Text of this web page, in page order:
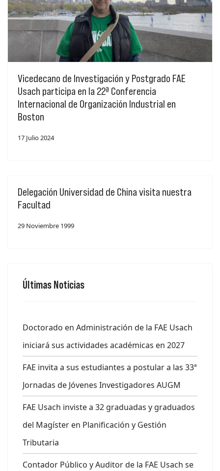
Vicedecano de Investigación y Postgrado FAE
Usach participa en la 22ª Conferencia
Internacional de Organización Industrial en
Boston
17 Julio 2024
Delegación Universidad de China visita nuestra
Facultad
29 Noviembre 1999
Últimas Noticias
Doctorado en Administración de la FAE Usach
iniciará sus actividades académicas en 2027
FAE invita a sus estudiantes a postular a las 33ª
Jornadas de Jóvenes Investigadores AUGM
FAE Usach inviste a 32 graduadas y graduados
del Magíster en Planificación y Gestión
Tributaria
Contador Público y Auditor de la FAE Usach se